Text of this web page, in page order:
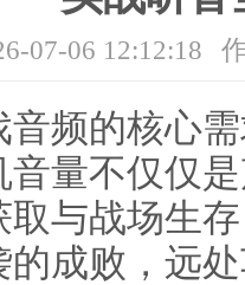
07-06 12:12:18
频的核心
量不仅仅
与战场生
的成败，远